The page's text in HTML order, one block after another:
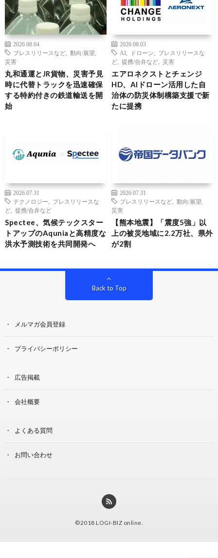
2026.08.04
プレスリリースなど
動向/展望
災害
丸和通運とJR貨物、災害予見
時に代替トラックを迅速確保
する特約付きの鉄道輸送を開
始
2026.08.03
AI
ドローン
プレスリリースな
ど
提携/合弁など 災害
エアロネクストとチェンジ
HD、AIドローン活用した自
治体の防災体制構築支援で新
たに提携
2026.07.31
テクノロジー
プレスリリースな
ど
提携/合弁など
Spectee、気候テックスター
トアップのAquniaと高精度な
洪水予測技術を共同開発へ
2026.07.31
プレスリリースなど
動向/展望
災害
【熊本地震】「震度5強」以
上の被災地域に2.2万社、県外
が2割
Back to Top
メルマガ会員登録
プライバシーポリシー
広告掲載
会社概要
よくある質問
お問い合わせ
©2018 LOGI-BIZ online